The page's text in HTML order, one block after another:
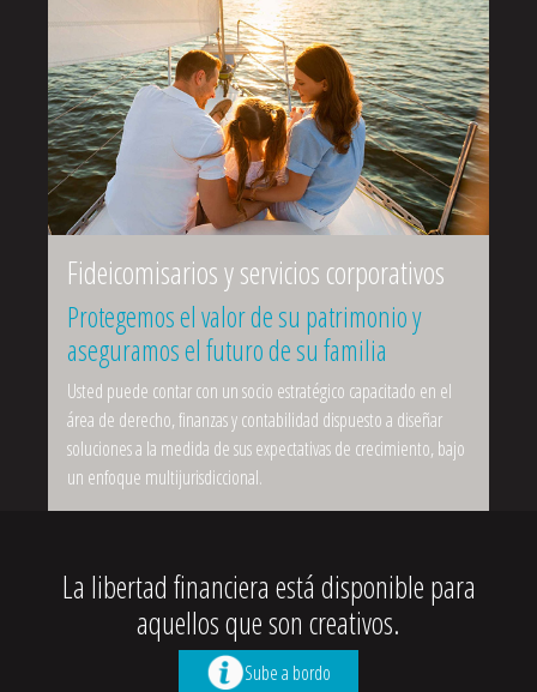
Fideicomisarios y servicios corporativos
Protegemos el valor de su patrimonio y
aseguramos el futuro de su familia
Usted puede contar con un socio estratégico capacitado en el
área de derecho, finanzas y contabilidad dispuesto a diseñar
soluciones a la medida de sus expectativas de crecimiento, bajo
un enfoque multijurisdiccional.
La libertad financiera está disponible para
aquellos que son creativos.
Sube a bordo